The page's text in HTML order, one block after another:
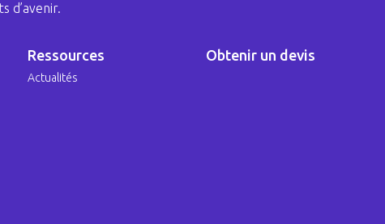
d’avenir.
Ressources
Actualités
Obtenir un devis